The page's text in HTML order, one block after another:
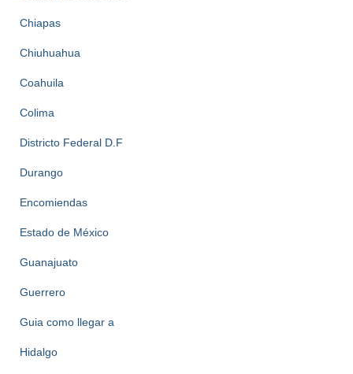
Chiapas
Chiuhuahua
Coahuila
Colima
Districto Federal D.F
Durango
Encomiendas
Estado de México
Guanajuato
Guerrero
Guia como llegar a
Hidalgo